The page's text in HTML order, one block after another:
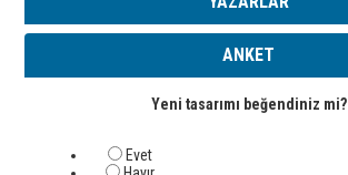
ANKET
Yeni tasarımı beğendiniz mi?
Evet